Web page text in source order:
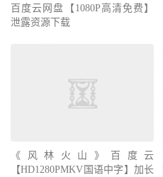
百度云网盘【1080P高清免费】
泄露资源下载
《风林火山》百度云
【HD1280PMKV国语中字】加长